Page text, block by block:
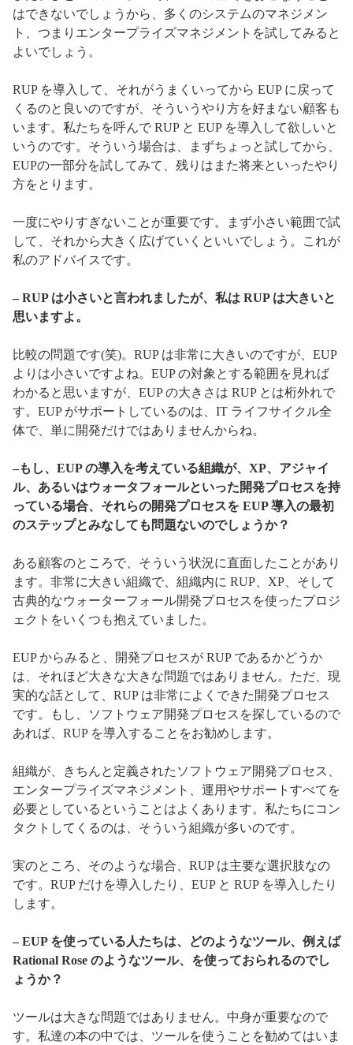
はできないでしょうから、多くのシステムのマネジメン
ト、つまりエンタープライズマネジメントを試してみると
よいでしょう。
RUP を導入して、それがうまくいってから EUP に戻って
くるのと良いのですが、そういうやり方を好まない顧客も
います。私たちを呼んで RUP と EUP を導入して欲しいと
いうのです。そういう場合は、まずちょっと試してから、
EUPの一部分を試してみて、残りはまた将来といったやり
方をとります。
一度にやりすぎないことが重要です。まず小さい範囲で試
して、それから大きく広げていくといいでしょう。これが
私のアドバイスです。
– RUP は小さいと言われましたが、私は RUP は大きいと
思いますよ。
比較の問題です(笑)。RUP は非常に大きいのですが、EUP
よりは小さいですよね。EUP の対象とする範囲を見れば
わかると思いますが、EUP の大きさは RUP とは桁外れで
す。EUP がサポートしているのは、IT ライフサイクル全
体で、単に開発だけではありませんからね。
–もし、EUP の導入を考えている組織が、XP、アジャイ
ル、あるいはウォータフォールといった開発プロセスを持
っている場合、それらの開発プロセスを EUP 導入の最初
のステップとみなしても問題ないのでしょうか？
ある顧客のところで、そういう状況に直面したことがあり
ます。非常に大きい組織で、組織内に RUP、XP、そして
古典的なウォーターフォール開発プロセスを使ったプロジ
ェクトをいくつも抱えていました。
EUP からみると、開発プロセスが RUP であるかどうか
は、それほど大きな大きな問題ではありません。ただ、現
実的な話として、RUP は非常によくできた開発プロセス
です。もし、ソフトウェア開発プロセスを探しているので
あれば、RUP を導入することをお勧めします。
組織が、きちんと定義されたソフトウェア開発プロセス、
エンタープライズマネジメント、運用やサポートすべてを
必要としているということはよくあります。私たちにコン
タクトしてくるのは、そういう組織が多いのです。
実のところ、そのような場合、RUP は主要な選択肢なの
です。RUP だけを導入したり、EUP と RUP を導入したり
します。
– EUP を使っている人たちは、どのようなツール、例えば
Rational Rose のようなツール、を使っておられるのでし
ょうか？
ツールは大きな問題ではありません。中身が重要なので
す。私達の本の中では、ツールを使うことを勧めてはいま